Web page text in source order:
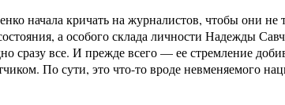
начала кричать на журналистов, чтобы они
а особого склада личности Надежды
все. И прежде всего — ее стремление
По сути, это что-то вроде невменяемого